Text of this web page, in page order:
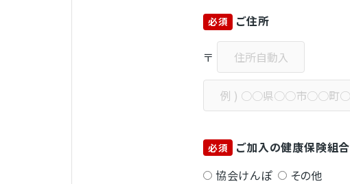
必須 ご住所
〒
必須
ご加入の健康保険組合
協会けんぽ
その他